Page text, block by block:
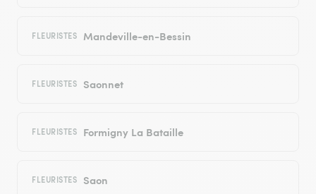
FLEURISTES Mandeville-en-Bessin
FLEURISTES Saonnet
FLEURISTES Formigny La Bataille
FLEURISTES Saon